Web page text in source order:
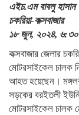
এইচ.এম বাবলু হাসান
চকরিয়া-কক্সবাজার
১৮ জুন, ২০২৪, ৬:৩০
কক্সবাজার জেলার
মোটরসাইকেল চালক
আহত হয়েছেন।
সড়কের বরইতলী
মোটরসাইকেল চালক